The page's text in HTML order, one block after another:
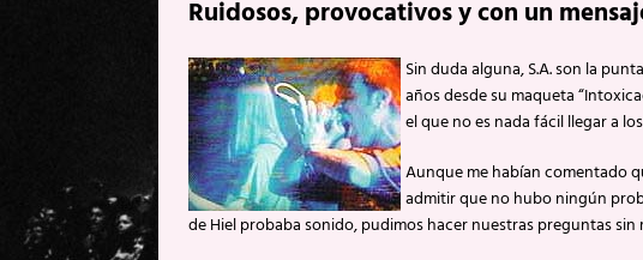
Ruidosos, provocativos y con un
Sin duda alguna, S.A. son la
años desde su maqueta
el que no es nada fácil llegar a
Aunque me habían comentado
admitir que no hubo ningún
de Hiel probaba sonido, pudimos hacer nuestras preguntas sin